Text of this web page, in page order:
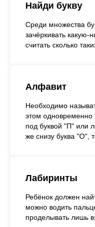
Найди букву
Среди множества
зачёркивать какую-
считать сколько
Алфавит
Необходимо
этом одновременно
под буквой "П" или
же снизу буква "О",
Лабиринты
Ребёнок должен
можно водить
проделывать лишь